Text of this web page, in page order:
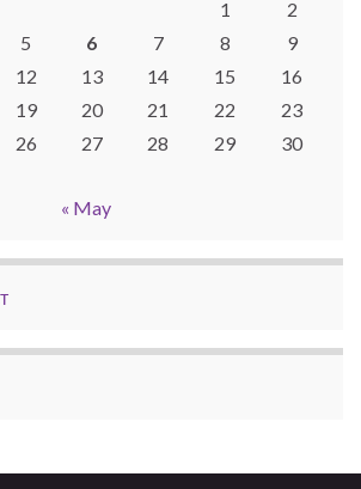
1
2
5 6 7 8
9
12 13 14 15
16
19 20 21 22
23
26 27 28 29
30
« May